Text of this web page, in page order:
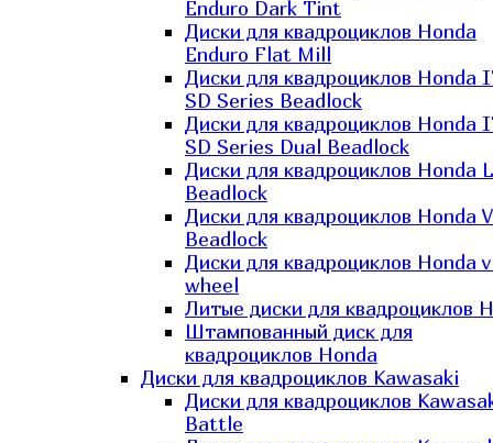
Enduro Dark Tint
Диски для квадроциклов Honda
Enduro Flat Mill
Диски для квадроциклов Honda
SD Series Beadlock
Диски для квадроциклов Honda
SD Series Dual Beadlock
Диски для квадроциклов Honda
Beadlock
Диски для квадроциклов Honda
Beadlock
Диски для квадроциклов Honda
wheel
Литые диски для квадроциклов
Штампованный диск для
квадроциклов Honda
Диски для квадроциклов Kawasaki
Диски для квадроциклов
Battle